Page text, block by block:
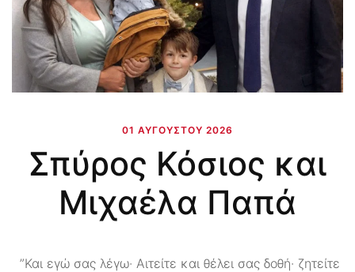
01 ΑΥΓΟΎΣΤΟΥ 2026
Σπύρος Κόσιος και
Μιχαέλα Παπά
”Και εγώ σας λέγω· Αιτείτε και θέλει σας δοθή· ζητείτε